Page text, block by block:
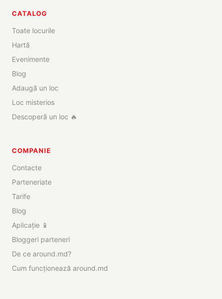
CATALOG
Toate locurile
Hartă
Evenimente
Blog
Adaugă un loc
Loc misterios
Descoperă un loc 🔥
COMPANIE
Contacte
Parteneriate
Tarife
Blog
Aplicație 📱
Bloggeri parteneri
De ce around.md?
Cum funcționează around.md